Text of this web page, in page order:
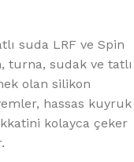
suda LRF ve Spin
turna, sudak ve tatlı
olan silikon
hassas kuyruk
kolayca çeker